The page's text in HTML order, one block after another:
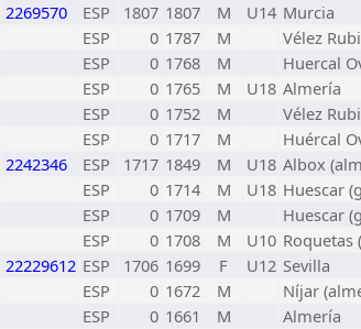
2269570 ESP 1807 1807 M U14 Murcia
ESP 0 1787 M
Vélez
ESP 0 1768 M
Huercal
ESP 0 1765 M U18 Almería
ESP 0 1752 M
Vélez
ESP 0 1717 M
Huércal
2242346 ESP 1717 1849 M U18 Albox
ESP 0 1714 M U18 Huescar
ESP 0 1709 M
Huescar
ESP 0 1708 M U10 Roquetas
22229612 ESP 1706 1699 F U12 Sevilla
ESP 0 1672 M
Níjar
ESP 0 1661 M
Almería